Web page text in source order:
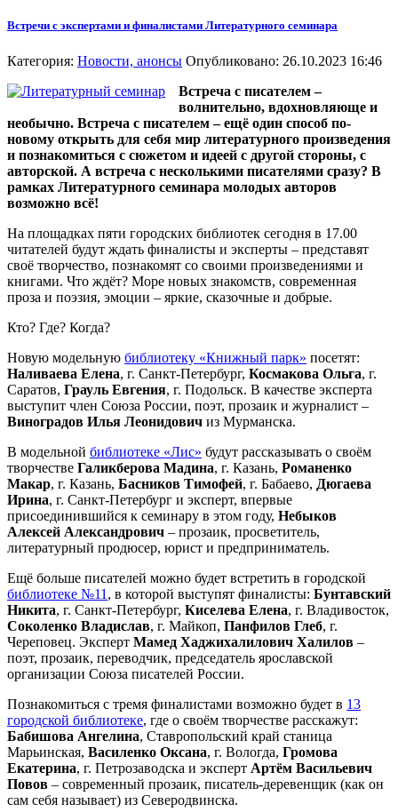
Встречи с экспертами и финалистами Литературного семинара
Категория: Новости, анонсы Опубликовано: 26.10.2023 16:46
Встреча с писателем –
волнительно, вдохновляюще и
необычно. Встреча с писателем – ещё один способ по-
новому открыть для себя мир литературного произведения
и познакомиться с сюжетом и идеей с другой стороны, с
авторской. А встреча с несколькими писателями сразу? В
рамках Литературного семинара молодых авторов
возможно всё!
На площадках пяти городских библиотек сегодня в 17.00
читателей будут ждать финалисты и эксперты – представят
своё творчество, познакомят со своими произведениями и
книгами. Что ждёт? Море новых знакомств, современная
проза и поэзия, эмоции – яркие, сказочные и добрые.
Кто? Где? Когда?
Новую модельную библиотеку «Книжный парк» посетят:
Наливаева Елена, г. Санкт-Петербург, Космакова Ольга, г.
Саратов, Грауль Евгения, г. Подольск. В качестве эксперта
выступит член Союза России, поэт, прозаик и журналист –
Виноградов Илья Леонидович из Мурманска.
В модельной библиотеке «Лис» будут рассказывать о своём
творчестве Галикберова Мадина, г. Казань, Романенко
Макар, г. Казань, Басников Тимофей, г. Бабаево, Дюгаева
Ирина, г. Санкт-Петербург и эксперт, впервые
присоединившийся к семинару в этом году, Небыков
Алексей Александрович – прозаик, просветитель,
литературный продюсер, юрист и предприниматель.
Ещё больше писателей можно будет встретить в городской
библиотеке №11 , в которой выступят финалисты: Бунтавский
Никита, г. Санкт-Петербург, Киселева Елена, г. Владивосток,
Соколенко Владислав, г. Майкоп, Панфилов Глеб, г.
Череповец. Эксперт Мамед Хаджихалилович Халилов –
поэт, прозаик, переводчик, председатель ярославской
организации Союза писателей России.
Познакомиться с тремя финалистами возможно будет в 13
городской библиотеке, где о своём творчестве расскажут:
Бабишова Ангелина, Ставропольский край станица
Марьинская, Василенко Оксана, г. Вологда, Громова
Екатерина, г. Петрозаводска и эксперт Артём Васильевич
Повов – современный прозаик, писатель-деревенщик (как он
сам себя называет) из Северодвинска.